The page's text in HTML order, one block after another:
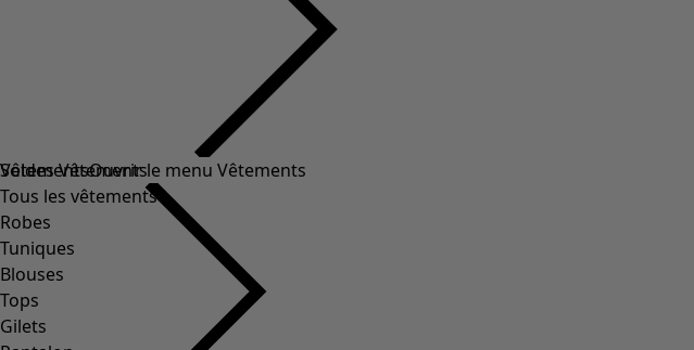
Soldes Vêtements
Tous les vêtements
Robes
Tuniques
Blouses
Tops
Gilets
VêtementsOuvrir le menu Vêtements